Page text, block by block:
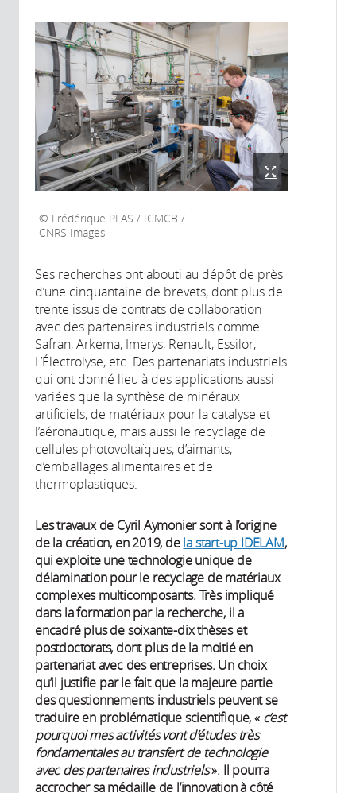
Frédérique PLAS / ICMCB /
CNRS Images
Ses recherches ont abouti au dépôt de près
d’une cinquantaine de brevets, dont plus de
trente issus de contrats de collaboration
avec des partenaires industriels comme
Safran, Arkema, Imerys, Renault, Essilor,
L’Électrolyse, etc. Des partenariats industriels
qui ont donné lieu à des applications aussi
variées que la synthèse de minéraux
artificiels, de matériaux pour la catalyse et
l’aéronautique, mais aussi le recyclage de
cellules photovoltaïques, d’aimants,
d’emballages alimentaires et de
thermoplastiques.
Les travaux de Cyril Aymonier sont à l’origine
de la création, en 2019, dela start-up IDELAM,
qui exploite une technologie unique de
délamination pour le recyclage de matériaux
complexes multicomposants. Très impliqué
dans la formation par la recherche, il a
encadré plus de soixante-dix thèses et
postdoctorats, dont plus de la moitié en
partenariat avec des entreprises. Un choix
qu’il justifie par le fait que la majeure partie
des questionnements industriels peuvent se
traduire en problématique scientifique, « c’est
pourquoi mes activités vont d’études très
fondamentales au transfert de technologie
avec des partenaires industriels». Il pourra
accrocher sa médaille de l’innovation à côté